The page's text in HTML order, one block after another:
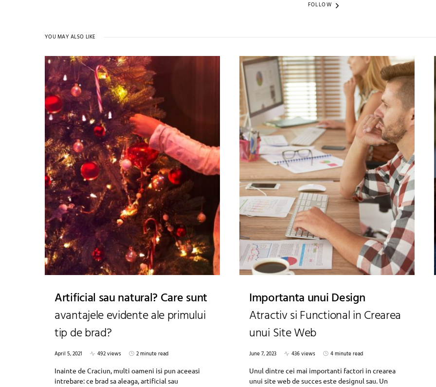
FOLLOW
YOU MAY ALSO LIKE
Artificial sau natural? Care sunt
avantajele evidente ale primului
tip de brad?
April 5, 2021 492 views
2 minute read
Inainte de Craciun, multi oameni isi pun aceeasi
intrebare: ce brad sa aleaga, artificial sau
Importanta unui Design
Atractiv si Functional in Crearea
unui Site Web
June 7, 2023 436 views
4 minute read
Unul dintre cei mai importanti factori in crearea
unui site web de succes este designul sau. Un